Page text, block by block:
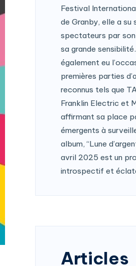
Festival
de Granby, elle a su
spectateurs par
sa grande
également eu
premières parties
reconnus tels que
Franklin Electric et
affirmant sa place
émergents à
album, “Lune
avril 2025 est un
introspectif et
Articles